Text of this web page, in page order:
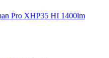
Pro XHP35 HI 1400lm